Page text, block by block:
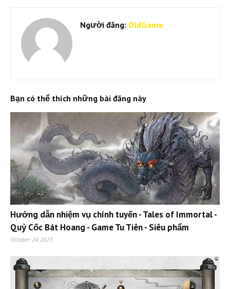
Người đăng: OldGame
Bạn có thể thích những bài đăng này
Hướng dẫn nhiệm vụ chính tuyến - Tales of Immortal -
Quỷ Cốc Bát Hoang - Game Tu Tiên - Siêu phẩm
October 24, 2023